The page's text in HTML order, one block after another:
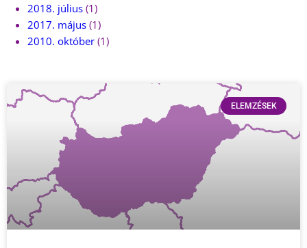
2018. július (1)
2017. május (1)
2010. október (1)
ELEMZÉSEK